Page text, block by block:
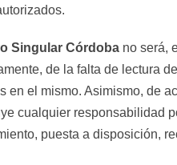
Singular Córdoba no será,
de la falta de lectura
el mismo. Asimismo, de
cualquier responsabilidad
puesta a disposición,